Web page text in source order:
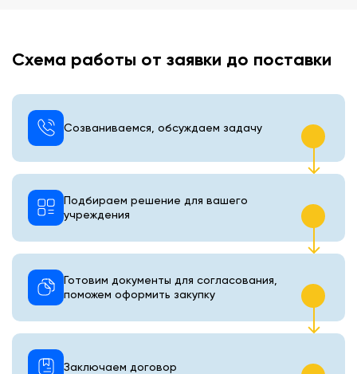
Схема работы от заявки до поставки
Созваниваемся, обсуждаем задачу
Подбираем решение для вашего
учреждения
Готовим документы для согласования,
поможем оформить закупку
Заключаем договор